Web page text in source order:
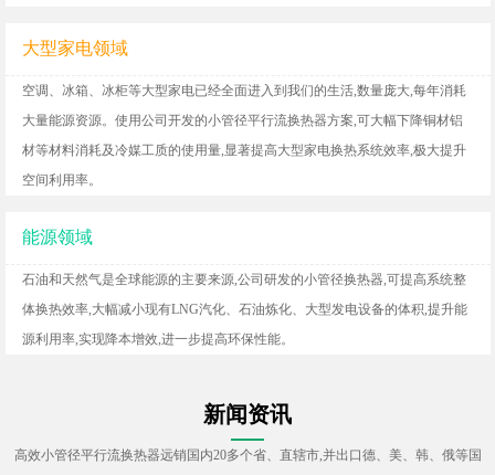
大型家电领域
空调、冰箱、冰柜等大型家电已经全面进入到我们的生活,数量庞大,每年消耗
大量能源资源。使用公司开发的小管径平行流换热器方案,可大幅下降铜材铝
材等材料消耗及冷媒工质的使用量,显著提高大型家电换热系统效率,极大提升
空间利用率。
能源领域
石油和天然气是全球能源的主要来源,公司研发的小管径换热器,可提高系统整
体换热效率,大幅减小现有LNG汽化、石油炼化、大型发电设备的体积,提升能
源利用率,实现降本增效,进一步提高环保性能。
新闻资讯
高效小管径平行流换热器远销国内20多个省、直辖市,并出口德、美、韩、俄等国